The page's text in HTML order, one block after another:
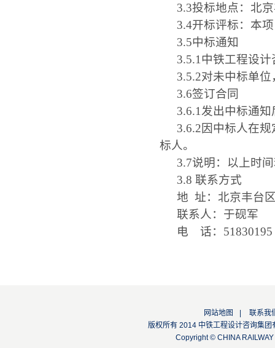
3.3投标地点：北
3.4开标评标：本
3.5中标通知
3.5.1 中铁工程设
3.5.2对未中标单
3.6签订合同
3.6.1 发出中标通
3.6.2因中标人在
标人。
3.7说明：以上时
3.8联系方式
地 址：北京丰台
联系人：于砚军
电 话： 51830195
网站地图
联系我
版权所有 2014 中铁工程设计咨询
Copyright © CHINA